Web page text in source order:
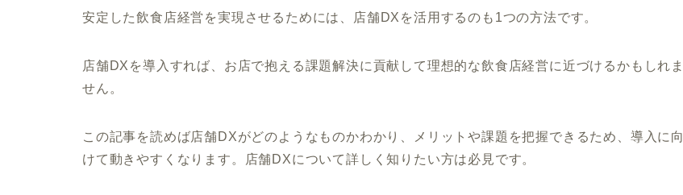
安定した飲食店経営を実現させるためには、店舗DXを活用するのも1つの方法です。
店舗DXを導入すれば、お店で抱える課題解決に貢献して理想的な飲食店経営に近づけるかもしれま
せん。
この記事を読めば店舗DXがどのようなものかわかり、メリットや課題を把握できるため、導入に向
けて動きやすくなります。店舗DXについて詳しく知りたい方は必見です。